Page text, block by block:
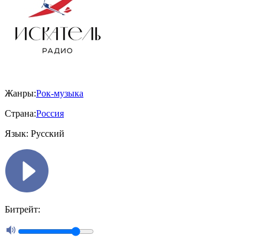
Жанры:Рок-музыка
Страна:Россия
Язык: Русский
Битрейт: